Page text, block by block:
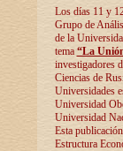
Los días 11 y
Grupo de
de la
tema “La
investigadores
Ciencias de
Universidades
Universidad
Universidad
Esta
Estructura